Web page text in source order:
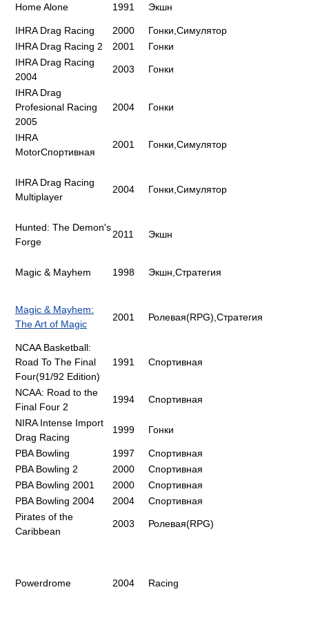
Home Alone 1991 Экшн
IHRA Drag Racing 2000
Гонки,Симулятор
IHRA Drag Racing 2
2001
Гонки
IHRA Drag Racing
2004
2003 Гонки
IHRA Drag
Profesional Racing
2005
2004 Гонки
IHRA
MotorСпортивная
2001 Гонки,Симулятор
IHRA Drag Racing
Multiplayer
2004 Гонки,Симулятор
Hunted: The Demon's
Forge
2011 Экшн
Magic & Mayhem 1998 Экшн,Стратегия
Magic & Mayhem:
The Art of Magic
2001 Ролевая(RPG),Стратегия
NCAA Basketball:
Road To The Final
Four(91/92 Edition)
1991 Спортивная
NCAA: Road to the
Final Four 2
1994 Спортивная
NIRA Intense Import
Drag Racing
1999 Гонки
PBA Bowling 1997
Спортивная
PBA Bowling 2
2000
Спортивная
PBA Bowling 2001
2000
Спортивная
PBA Bowling 2004
2004
Спортивная
Pirates of the
Caribbean
2003 Ролевая(RPG)
Powerdrome 2004 Racing